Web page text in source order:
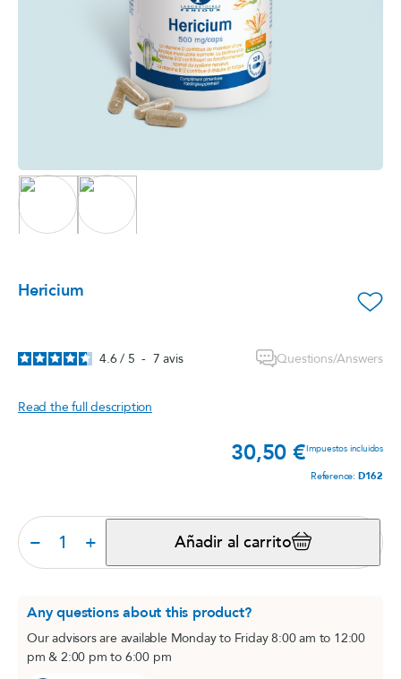
Hericium favorite_border
4.6 / 5 - 7avis Questions/Answers
Read the full description
30,50 €Impuestos incluidos
Reference: D162
− + Añadir al carrito
Any questions about this product?
Our advisors are available Monday to Friday 8:00 am to 12:00
pm & 2:00 pm to 6:00 pm